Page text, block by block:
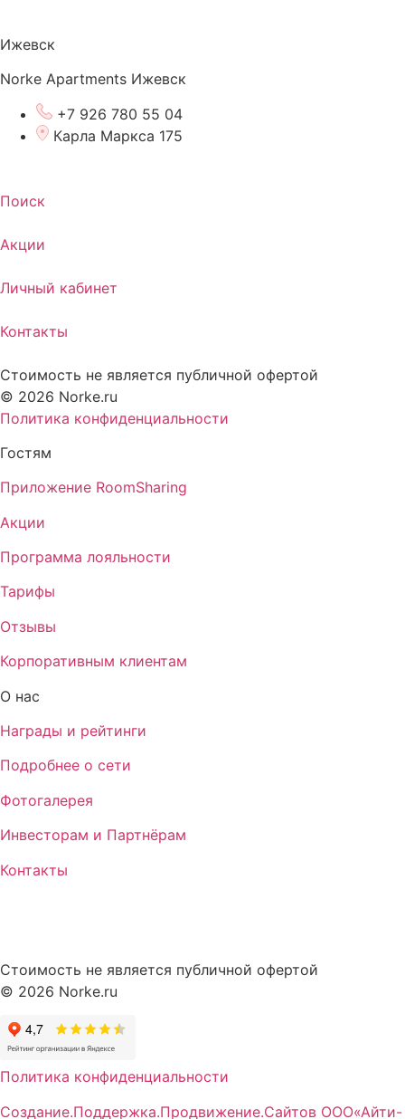
Ижевск
Norke Apartments Ижевск
+7 926 780 55 04
Карла Маркса 175
Поиск
Акции
Личный кабинет
Контакты
Стоимость не является публичной офертой
© 2026 Norke.ru
Политика конфиденциальности
Гостям
Приложение RoomSharing
Акции
Программа лояльности
Тарифы
Отзывы
Корпоративным клиентам
О нас
Награды и рейтинги
Подробнее о сети
Фотогалерея
Инвесторам и Партнёрам
Контакты
Стоимость не является публичной офертой
© 2026 Norke.ru
Политика конфиденциальности
Создание.Поддержка.Продвижение.Сайтов ООО«Айти-